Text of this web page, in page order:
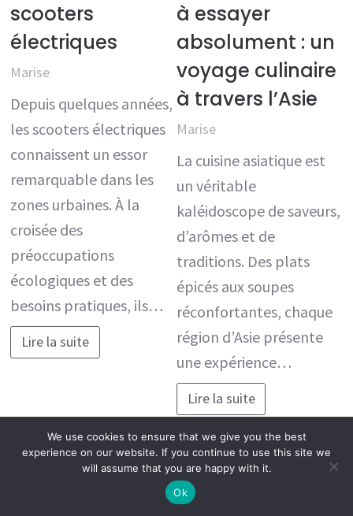
scooters
électriques
Marise
Depuis quelques années,
les scooters électriques
connaissent un essor
remarquable dans les
zones urbaines. À la
croisée des
préoccupations
écologiques et des
besoins pratiques, ils…
Lire la suite
à essayer
absolument : un
voyage culinaire
à travers l’Asie
Marise
La cuisine asiatique est
un véritable
kaléidoscope de saveurs,
d’arômes et de
traditions. Des plats
épicés aux soupes
réconfortantes, chaque
région d’Asie présente
une expérience…
Lire la suite
We use cookies to ensure that we give you the best
experience on our website. If you continue to use this site we
will assume that you are happy with it.
Ok